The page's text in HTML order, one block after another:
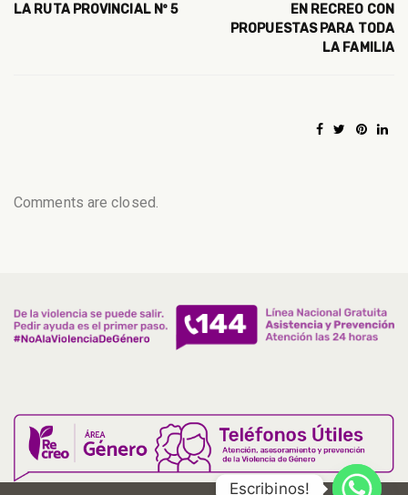
LA RUTA PROVINCIAL Nº 5
EN RECREO CON
PROPUESTAS PARA TODA
LA FAMILIA
Comments are closed.
Escribinos!